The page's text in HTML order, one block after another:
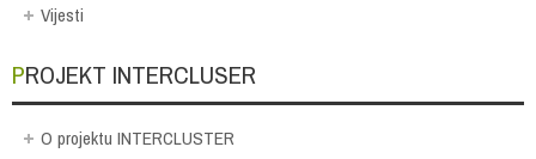
Vijesti
PROJEKT INTERCLUSER
O projektu INTERCLUSTER